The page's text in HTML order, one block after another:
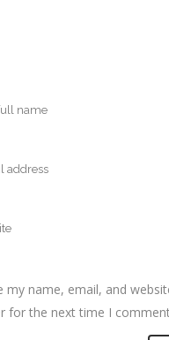
my name, email, and
for the next time I